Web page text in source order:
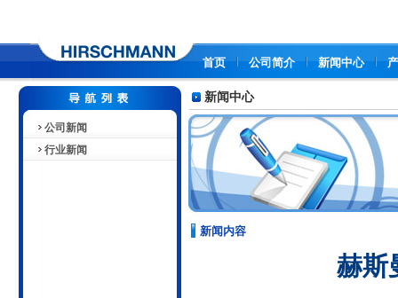
首页 公司简介 新闻中心
公司新闻
行业新闻
新闻中心
新闻内容
赫斯